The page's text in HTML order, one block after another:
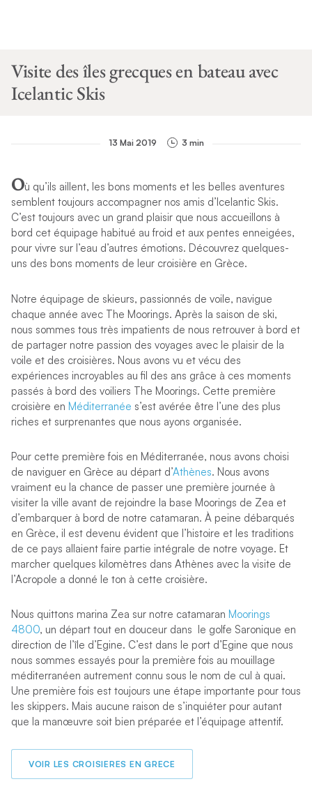
Visite des îles grecques en bateau avec
Icelantic Skis
13 Mai 2019 3 min
Où qu’ils aillent, les bons moments et les belles aventures
semblent toujours accompagner nos amis d’Icelantic Skis.
C’est toujours avec un grand plaisir que nous accueillons à
bord cet équipage habitué au froid et aux pentes enneigées,
pour vivre sur l’eau d’autres émotions. Découvrez quelques-
uns des bons moments de leur croisière en Grèce.
Notre équipage de skieurs, passionnés de voile, navigue
chaque année avec The Moorings. Après la saison de ski,
nous sommes tous très impatients de nous retrouver à bord et
de partager notre passion des voyages avec le plaisir de la
voile et des croisières. Nous avons vu et vécu des
expériences incroyables au fil des ans grâce à ces moments
passés à bord des voiliers The Moorings. Cette première
croisière en Méditerranée s’est avérée être l’une des plus
riches et surprenantes que nous ayons organisée.
Pour cette première fois en Méditerranée, nous avons choisi
de naviguer en Grèce au départ d’Athènes. Nous avons
vraiment eu la chance de passer une première journée à
visiter la ville avant de rejoindre la base Moorings de Zea et
d’embarquer à bord de notre catamaran. À peine débarqués
en Grèce, il est devenu évident que l’histoire et les traditions
de ce pays allaient faire partie intégrale de notre voyage. Et
marcher quelques kilomètres dans Athènes avec la visite de
l’Acropole a donné le ton à cette croisière.
Nous quittons marina Zea sur notre catamaran Moorings
4800, un départ tout en douceur dans le golfe Saronique en
direction de l’île d’Egine. C’est dans le port d’Egine que nous
nous sommes essayés pour la première fois au mouillage
méditerranéen autrement connu sous le nom de cul à quai.
Une première fois est toujours une étape importante pour tous
les skippers. Mais aucune raison de s’inquiéter pour autant
que la manœuvre soit bien préparée et l’équipage attentif.
VOIR LES CROISIERES EN GRECE